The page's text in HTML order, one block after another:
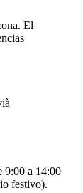
El
9:00 a 14:00
festivo).